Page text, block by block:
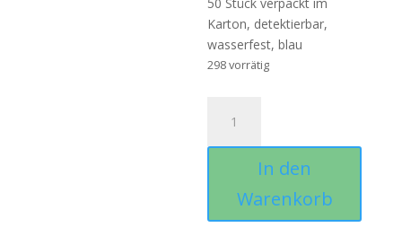
Karton, detektierbar,
wasserfest, blau
298 vorrätig
blau
In den
Warenkorb